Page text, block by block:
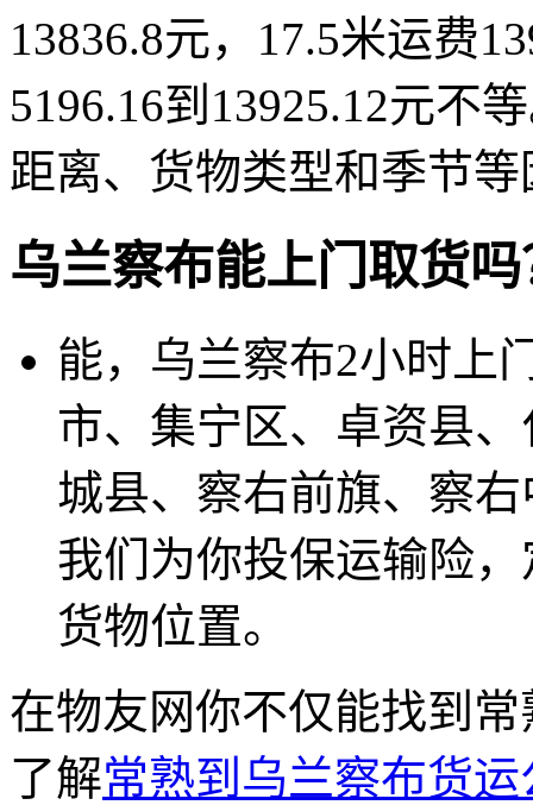
13836.8元，17.5米运费
5196.16到13925.12元不
距离、货物类型和季节
乌兰察布能上门取货吗
能，乌兰察布2小时上
市、集宁区、卓资县
城县、察右前旗、察
我们为你投保运输险
货物位置。
在物友网你不仅能找到
了解常熟到乌兰察布货运